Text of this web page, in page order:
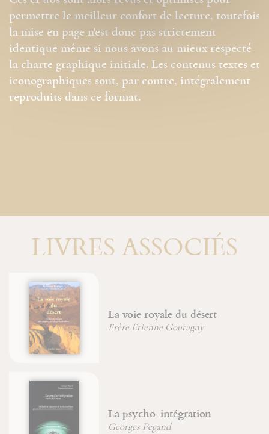
permettre le meilleur confort de lecture, toutefois
la mise en page n'est donc pas strictement
identique même si nous avons au mieux respecté
la charte graphique initiale. Les contenus textes et
iconographiques sont, par contre, intégralement
reproduits dans ce format.
LIVRES ASSOCIÉS
La voie royale du désert
Frère Étienne Goutagny
La psycho-intégration
Georges Pegand